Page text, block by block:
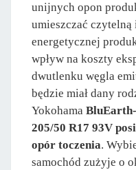
unijnych opon
umieszczać
energetycznej
wpływ na koszty
dwutlenku węgla
będzie miał dany
Yokohama
205/50 R17 93V
opór toczenia.
samochód zużyje o